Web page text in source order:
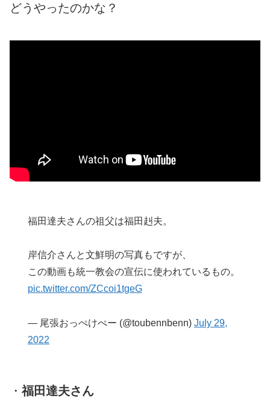
どうやったのかな？
福田達夫さんの祖父は福田赳夫。
岸信介さんと文鮮明の写真もですが、
この動画も統一教会の宣伝に使われているもの。
pic.twitter.com/ZCcoi1tgeG
— 尾張おっぺけぺー (@toubennbenn) July 29,
2022
・福田達夫さん